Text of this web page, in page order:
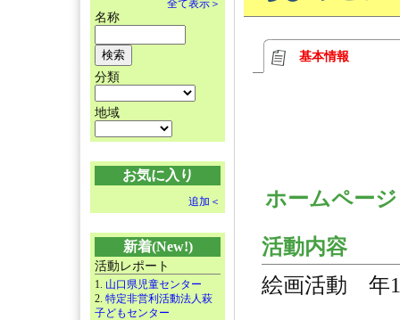
全て表示＞
名称
分類
地域
お気に入り
追加＜
新着(New!)
活動レポート
1. 山口県児童センター
2. 特定非営利活動法人萩
子どもセンター
基本情報
ホームペー
活動内容
絵画活動 年